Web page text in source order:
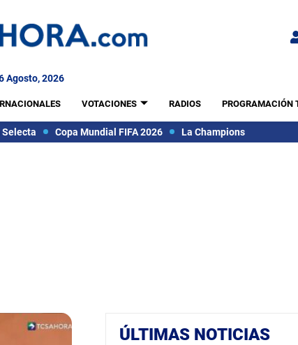
Agosto, 2026
VOTACIONES RADIOS PROGRAMACIÓN
Selecta Copa Mundial FIFA 2026 La Champions
ÚLTIMAS NOTICIAS